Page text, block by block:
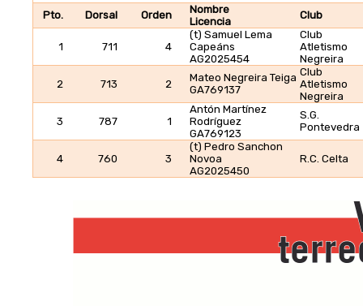
Pto. Dorsal Orden
Nombre
Licencia
Club
1 711 4
(t) Samuel Lema
Capeáns
AG2025454
Club
Atletismo
Negreira
2 713 2
Mateo Negreira Teiga
GA769137
Club
Atletismo
Negreira
3 787 1
Antón Martínez
Rodríguez
GA769123
S.G.
Pontevedra
4 760 3
(t) Pedro Sanchon
Novoa
AG2025450
R.C. Celta